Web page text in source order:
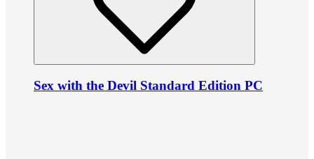
Sex with the Devil Standard Edition PC